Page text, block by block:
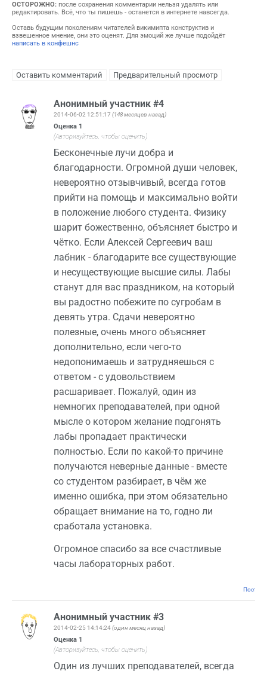
ОСТОРОЖНО: после сохранения комментарии нельзя удалять или
редактировать. Всё, что ты пишешь - останется в интернете навсегда.
Оставь будущим поколениям читателей викимипта конструктив и
взвешенное мнение, они это оценят. Для эмоций же лучше подойдёт
написать в конфешнс
Анонимный участник #4
2014-06-02 12:51:17 (148 месяцев назад)
Оценка 1
(Авторизуйтесь, чтобы оценить)
Бесконечные лучи добра и
благодарности. Огромной души человек,
невероятно отзывчивый, всегда готов
прийти на помощь и максимально войти
в положение любого студента. Физику
шарит божественно, объясняет быстро и
чётко. Если Алексей Сергеевич ваш
лабник - благодарите все существующие
и несуществующие высшие силы. Лабы
станут для вас праздником, на который
вы радостно побежите по сугробам в
девять утра. Сдачи невероятно
полезные, очень много объясняет
дополнительно, если чего-то
недопонимаешь и затрудняешься с
ответом - с удовольствием
расшаривает. Пожалуй, один из
немногих преподавателей, при одной
мысле о котором желание подгонять
лабы пропадает практически
полностью. Если по какой-то причине
получаются неверные данные - вместе
со студентом разбирает, в чём же
именно ошибка, при этом обязательно
обращает внимание на то, годно ли
сработала установка.
Огромное спасибо за все счастливые
часы лабораторных работ.
Анонимный участник #3
2014-02-25 14:14:24(один месяц назад)
Оценка 1
(Авторизуйтесь, чтобы оценить)
Один из лучших преподавателей, всегда